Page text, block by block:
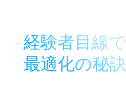
経験者目線
最適化の秘訣